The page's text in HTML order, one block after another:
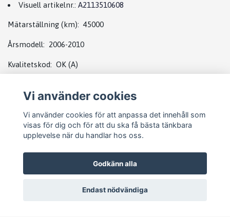
Visuell artikelnr.: A2113510608
Mätarställning (km): 45000
Årsmodell: 2006-2010
Kvalitetskod: OK (A)
Vi använder cookies
Vi använder cookies för att anpassa det innehåll som
visas för dig och för att du ska få bästa tänkbara
upplevelse när du handlar hos oss.
Godkänn alla
Endast nödvändiga